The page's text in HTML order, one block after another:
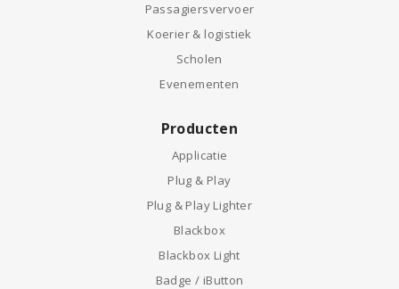
Passagiersvervoer
Koerier & logistiek
Scholen
Evenementen
Producten
Applicatie
Plug & Play
Plug & Play Lighter
Blackbox
Blackbox Light
Badge / iButton